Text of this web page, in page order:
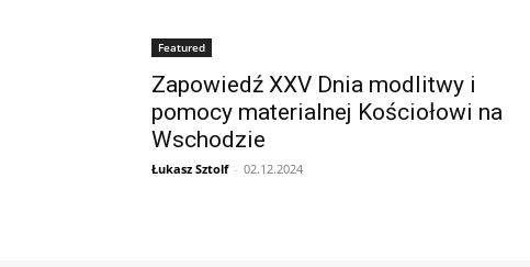
Featured
Zapowiedź XXV Dnia modlitwy i
pomocy materialnej Kościołowi na
Wschodzie
Łukasz Sztolf - 02.12.2024